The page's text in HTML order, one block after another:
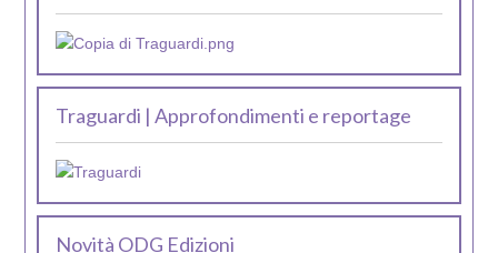
Traguardi | Approfondimenti e reportage
Novità ODG Edizioni